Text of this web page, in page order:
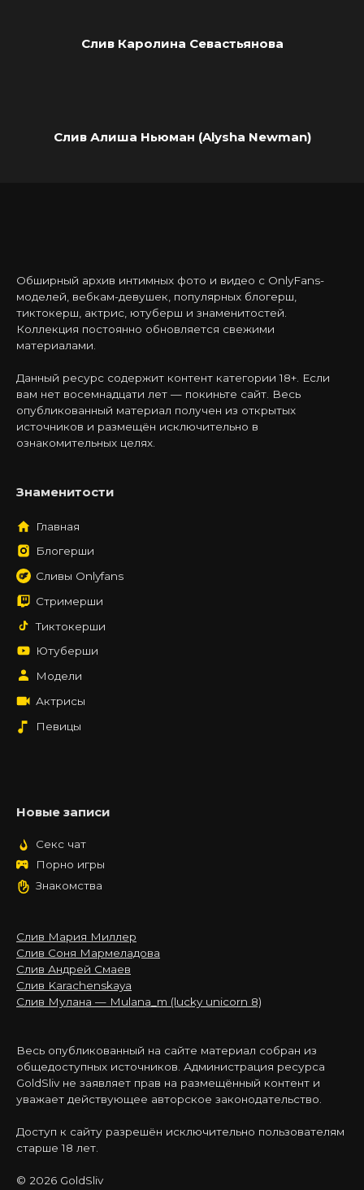
Слив Каролина Севастьянова
Слив Алиша Ньюман (Alysha Newman)
Обширный архив интимных фото и видео с OnlyFans-
моделей, вебкам-девушек, популярных блогерш,
тиктокерш, актрис, ютуберш и знаменитостей.
Коллекция постоянно обновляется свежими
материалами.
Данный ресурс содержит контент категории 18+. Если
вам нет восемнадцати лет — покиньте сайт. Весь
опубликованный материал получен из открытых
источников и размещён исключительно в
ознакомительных целях.
Знаменитости
Главная
Блогерши
Сливы Onlyfans
Стримерши
Тиктокерши
Ютуберши
Модели
Актрисы
Певицы
Новые записи
Секс чат
Порно игры
Знакомства
Слив Мария Миллер
Слив Соня Мармеладова
Слив Андрей Смаев
Слив Karachenskaya
Слив Мулана — Mulana_m (lucky unicorn 8)
Весь опубликованный на сайте материал собран из
общедоступных источников. Администрация ресурса
GoldSliv не заявляет прав на размещённый контент и
уважает действующее авторское законодательство.
Доступ к сайту разрешён исключительно пользователям
старше 18 лет.
© 2026 GoldSliv